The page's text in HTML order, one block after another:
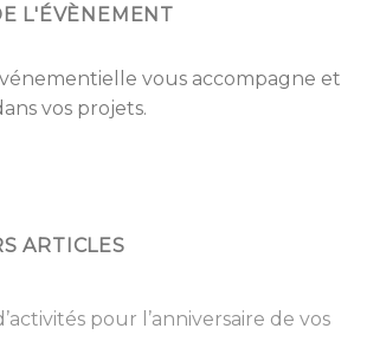
L'ÉVÈNEMENT
vous accompagne et
vos projets.
ARTICLES
pour l’anniversaire de vos